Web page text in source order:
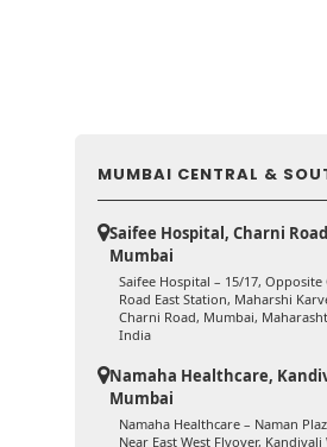
MUMBAI CENTRAL &
Saifee Hospital, Charni
Mumbai
Saifee Hospital – 15/17, Opposite
Road East Station, Maharshi
Charni Road, Mumbai,
India
Namaha Healthcare,
Mumbai
Namaha Healthcare – Naman
Near East West Flyover, Kandivali